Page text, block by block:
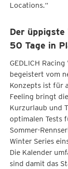
Locations.“
Der
50 Tage in
GEDLICH
begeistert vom
Konzepts ist für
Feeling bringt
Kurzurlaub und
optimalen Tests
Sommer-
Winter Series
Die Kalender
sind damit das